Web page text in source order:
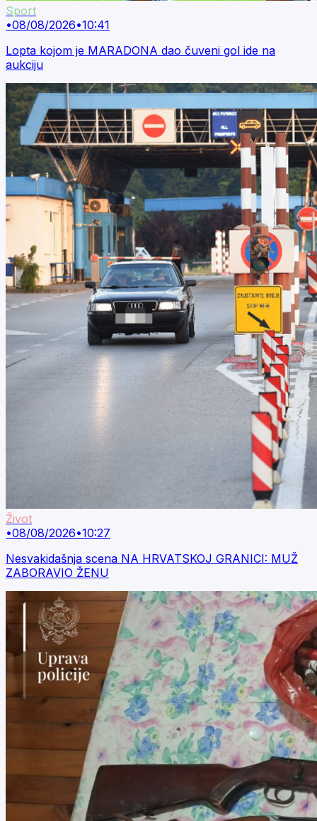
Sport
•08/08/2026•10:41
Lopta kojom je MARADONA dao čuveni gol ide na
aukciju
Život
•08/08/2026•10:27
Nesvakidašnja scena NA HRVATSKOJ GRANICI: MUŽ
ZABORAVIO ŽENU